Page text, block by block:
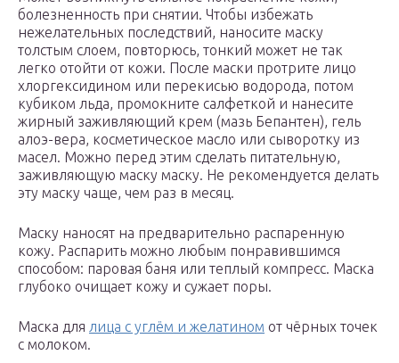
болезненность при снятии. Чтобы избежать
нежелательных последствий, наносите маску
толстым слоем, повторюсь, тонкий может не так
легко отойти от кожи. После маски протрите лицо
хлоргексидином или перекисью водорода, потом
кубиком льда, промокните салфеткой и нанесите
жирный заживляющий крем (мазь Бепантен), гель
алоэ-вера, косметическое масло или сыворотку из
масел. Можно перед этим сделать питательную,
заживляющую маску маску. Не рекомендуется делать
эту маску чаще, чем раз в месяц.
Маску наносят на предварительно распаренную
кожу. Распарить можно любым понравившимся
способом: паровая баня или теплый компресс. Маска
глубоко очищает кожу и сужает поры.
Маска для лица с углём и желатином от чёрных точек
с молоком.